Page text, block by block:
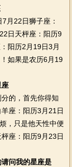
22日狮子座：
日天枰座：阳历9
阳历2月19日3月
如果是农历6月19
的，首先你得知
座：阳历3月21日
，只是他天性中便
座：阳历9月23日
问我的星座是